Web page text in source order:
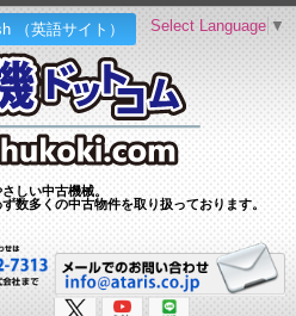
（英語サイト）
しい中古機械。
数多くの中古物件を取り扱っております。
Select Language ▼